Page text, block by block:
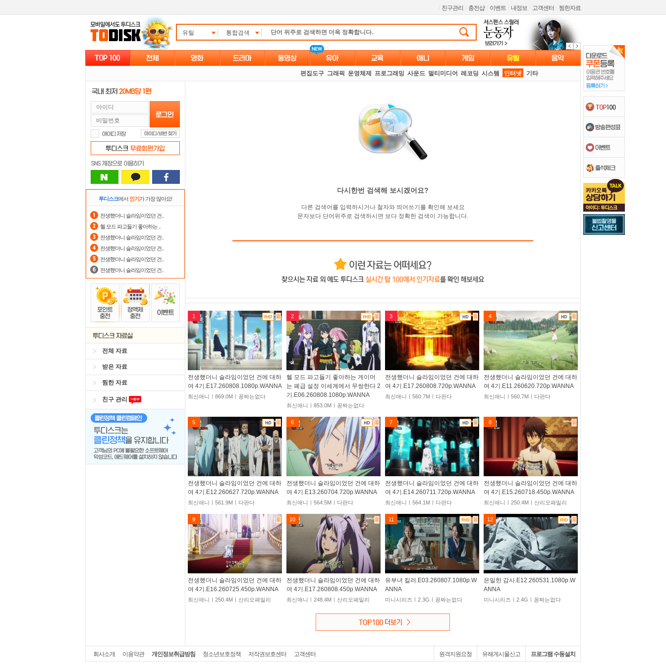
친구관리 충전샵 이벤트 내정보 고객센터 찜한자료
유틸 통합검색
편집도구 그래픽 운영체제 프로그래밍 사운드 멀티미디어 레코딩 시스템 인터넷 기타
투디스크에서 인기가 가장 많아요!
전생했더니 슬라임이었던 건..
헬 모드 파고들기 좋아하는 ..
전생했더니 슬라임이었던 건..
전생했더니 슬라임이었던 건..
전생했더니 슬라임이었던 건..
전생했더니 슬라임이었던 건..
전체 자료
받은 자료
찜한 자료
친구 관리
다시한번 검색해 보시겠어요?
다른 검색어를 입력하시거나 철자와 띄어쓰기를 확인해 보세요
문자보다 단어위주로 검색하시면 보다 정확한 검색이 가능합니다.
1
전생했더니 슬라임이었던 건에 대하
여 4기.E17.260808.1080p.WANNA
최신애니ㅣ869.0Mㅣ꽁짜는없다
2
헬 모드 파고들기 좋아하는 게이머
는 폐급 설정 이세계에서 무쌍한다 2
기.E06.260808.1080p.WANNA
최신애니ㅣ853.0Mㅣ꽁짜는없다
3
전생했더니 슬라임이었던 건에 대하
여 4기.E17.260808.720p.WANNA
최신애니ㅣ560.7Mㅣ다판다
4
전생했더니 슬라임이었던 건에 대하
여 4기.E11.260620.720p.WANNA
최신애니ㅣ560.7Mㅣ다판다
5
전생했더니 슬라임이었던 건에 대하
여 4기.E12.260627.720p.WANNA
최신애니ㅣ561.9Mㅣ다판다
6
전생했더니 슬라임이었던 건에 대하
여 4기.E13.260704.720p.WANNA
최신애니ㅣ564.5Mㅣ다판다
7
전생했더니 슬라임이었던 건에 대하
여 4기.E14.260711.720p.WANNA
최신애니ㅣ564.1Mㅣ다판다
8
전생했더니 슬라임이었던 건에 대하
여 4기.E15.260718.450p.WANNA
최신애니ㅣ250.4Mㅣ산리오패밀리
9
전생했더니 슬라임이었던 건에 대하
여 4기.E16.260725.450p.WANNA
최신애니ㅣ250.4Mㅣ산리오패밀리
10
전생했더니 슬라임이었던 건에 대하
여 4기.E17.260808.450p.WANNA
최신애니ㅣ248.4Mㅣ산리오패밀리
11
유부녀 킬러.E03.260807.1080p.W
ANNA
미니시리즈ㅣ2.3Gㅣ꽁짜는없다
12
은밀한 감사.E12.260531.1080p.W
ANNA
미니시리즈ㅣ2.4Gㅣ꽁짜는없다
회사소개 이용약관 개인정보취급방침 청소년보호정책 저작권보호센터 고객센터 원격지원요청 유해게시물신고 프로그램 수동설치